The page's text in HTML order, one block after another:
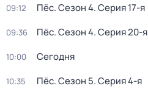
09:12 Пёс. Сезон 4. Серия 17-я
09:36 Пёс. Сезон 4. Серия 20-я
10:00 Сегодня
10:35 Пёс. Сезон 5. Серия 4-я